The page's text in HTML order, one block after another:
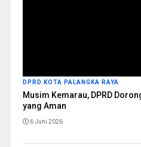
DPRD KOTA PALANGKA RAYA
Musim Kemarau, DPRD
yang Aman
6 Juni 2026